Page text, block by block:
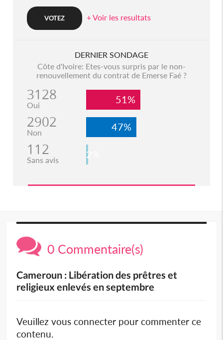
+ Voir les resultats
DERNIER SONDAGE
Côte d'Ivoire: Etes-vous surpris par le non-
renouvellement du contrat de Emerse Faé ?
3128
Oui 51%
2902
Non 47%
112
Sans avis 2%
0 Commentaire(s)
Cameroun : Libération des prêtres et
religieux enlevés en septembre
Veuillez vous connecter pour commenter ce
contenu.